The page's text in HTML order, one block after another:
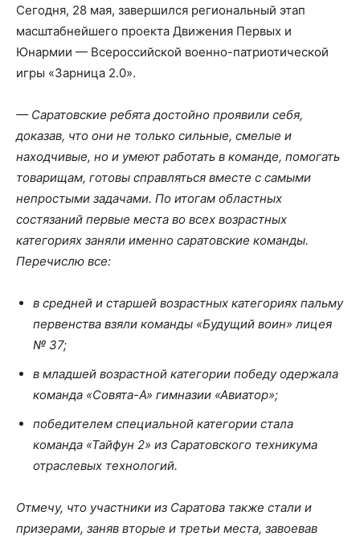
Сегодня, 28 мая, завершился региональный этап
масштабнейшего проекта Движения Первых и
Юнармии — Всероссийской военно-патриотической
игры «Зарница 2.0».
— Саратовские ребята достойно проявили себя,
доказав, что они не только сильные, смелые и
находчивые, но и умеют работать в команде, помогать
товарищам, готовы справляться вместе с самыми
непростыми задачами. По итогам областных
состязаний первые места во всех возрастных
категориях заняли именно саратовские команды.
Перечислю все:
в средней и старшей возрастных категориях пальму
первенства взяли команды «Будущий воин» лицея
№ 37;
в младшей возрастной категории победу одержала
команда «Совята-А» гимназии «Авиатор»;
победителем специальной категории стала
команда «Тайфун 2» из Саратовского техникума
отраслевых технологий.
Отмечу, что участники из Саратова также стали и
призерами, заняв вторые и третьи места, завоевав